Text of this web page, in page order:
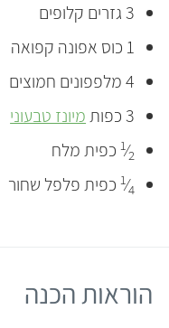
3 גזרים קלופים
1 כוס אפונה קפואה
4 מלפפונים חמוצים
3 כפות
מיונז טבעוני
1⁄2 כפית מלח
1⁄4 כפית פלפל שחור
הוראות הכנה